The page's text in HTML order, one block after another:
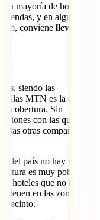
la mayoría de hoteles
tiendas, y en algunos
ello, conviene llevar
, siendo las
MTN es la que
cobertura. Sin
con las que está
las otras compañías no
del país no hay nada
es muy pobre y la
hoteles que no tienen
tienen en las zonas
recinto.